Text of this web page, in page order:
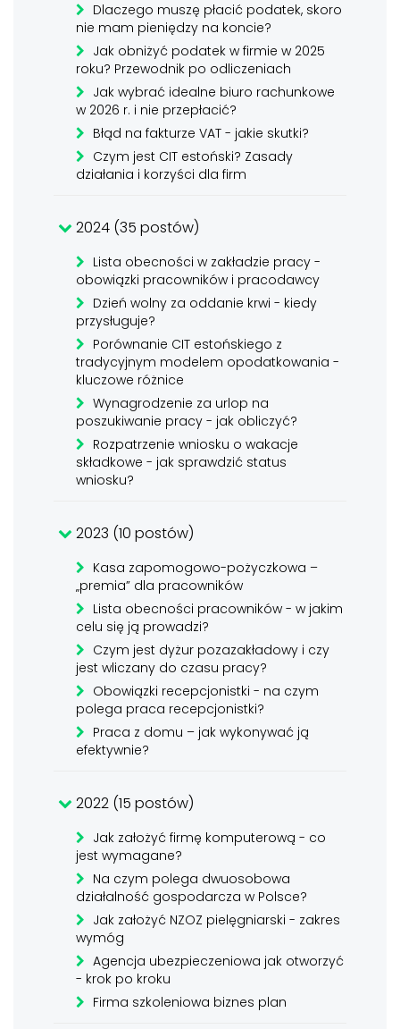
Dlaczego muszę płacić podatek, skoro
nie mam pieniędzy na koncie?
Jak obniżyć podatek w firmie w 2025
roku? Przewodnik po odliczeniach
Jak wybrać idealne biuro rachunkowe
w 2026 r. i nie przepłacić?
Błąd na fakturze VAT - jakie skutki?
Czym jest CIT estoński? Zasady
działania i korzyści dla firm
2024 (35 postów)
Lista obecności w zakładzie pracy -
obowiązki pracowników i pracodawcy
Dzień wolny za oddanie krwi - kiedy
przysługuje?
Porównanie CIT estońskiego z
tradycyjnym modelem opodatkowania -
kluczowe różnice
Wynagrodzenie za urlop na
poszukiwanie pracy - jak obliczyć?
Rozpatrzenie wniosku o wakacje
składkowe - jak sprawdzić status
wniosku?
2023 (10 postów)
Kasa zapomogowo-pożyczkowa –
„premia” dla pracowników
Lista obecności pracowników - w jakim
celu się ją prowadzi?
Czym jest dyżur pozazakładowy i czy
jest wliczany do czasu pracy?
Obowiązki recepcjonistki - na czym
polega praca recepcjonistki?
Praca z domu – jak wykonywać ją
efektywnie?
2022 (15 postów)
Jak założyć firmę komputerową - co
jest wymagane?
Na czym polega dwuosobowa
działalność gospodarcza w Polsce?
Jak założyć NZOZ pielęgniarski - zakres
wymóg
Agencja ubezpieczeniowa jak otworzyć
- krok po kroku
Firma szkoleniowa biznes plan